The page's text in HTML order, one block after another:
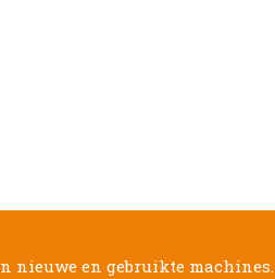
nieuwe en gebruikte machines.